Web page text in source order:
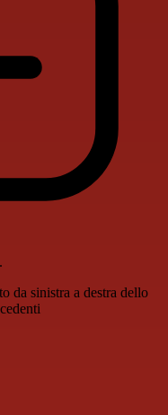
da sinistra a destra dello